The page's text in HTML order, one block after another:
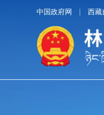
中国政府网 西藏